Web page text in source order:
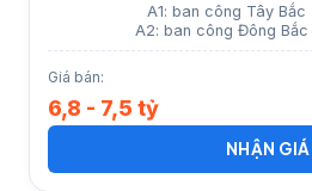
A1: ban công Tây Bắc
A2: ban công Đông
Giá bán:
6,8 - 7,5 tỷ
NHẬN GIÁ